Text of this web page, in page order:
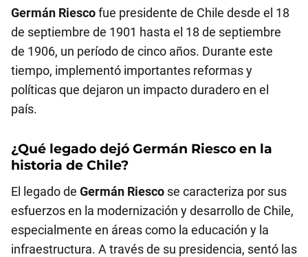
Germán Riescofue presidente de Chile desde el 18
de septiembre de 1901 hasta el 18 de septiembre
de 1906, un período de cinco años. Durante este
tiempo, implementó importantes reformas y
políticas que dejaron un impacto duradero en el
país.
¿Qué legado dejó Germán Riesco en la
historia de Chile?
El legado de Germán Riesco se caracteriza por sus
esfuerzos en la modernización y desarrollo de Chile,
especialmente en áreas como la educación y la
infraestructura. A través de su presidencia, sentó las